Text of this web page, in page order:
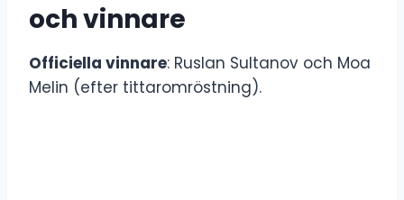
och vinnare
Officiella vinnare: Ruslan Sultanov och Moa
Melin (efter tittaromröstning).